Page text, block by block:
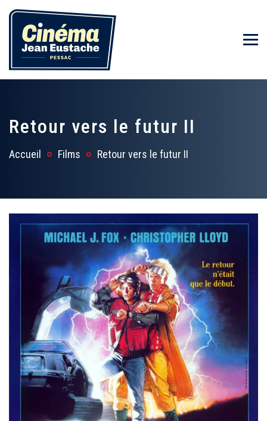
Retour vers le futur II
Accueil Films Retour vers le futur II